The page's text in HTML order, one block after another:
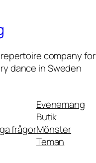
company for
dance in Sweden
frågor
Evenemang
Butik
Mönster
Teman